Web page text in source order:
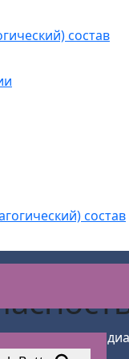
состав
состав
>